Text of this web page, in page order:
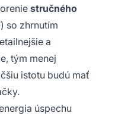
stručného
so zhrnutím
a
tým menej
istotu budú mať
úspechu